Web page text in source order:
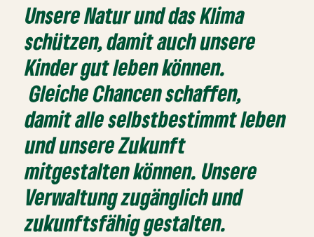
Unsere Natur und das Klima
schützen, damit auch unsere
Kinder gut leben können.
Gleiche Chancen schaffen,
damit alle selbstbestimmt leben
und unsere Zukunft
mitgestalten können. Unsere
Verwaltung zugänglich und
zukunftsfähig gestalten.